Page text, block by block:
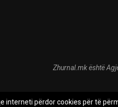
Zhurnal.mk është
interneti përdor cookies për të